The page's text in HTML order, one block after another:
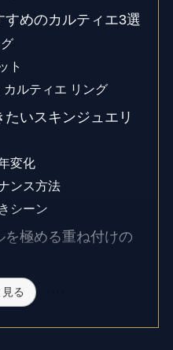
すめのカルティエ3選
ト
カルティエ リング
いスキンジュエリ
変化
ンス方法
シーン
を極める重ね付けの
る